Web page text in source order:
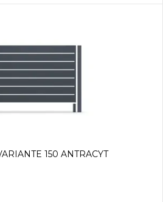
150 ANTRACYT